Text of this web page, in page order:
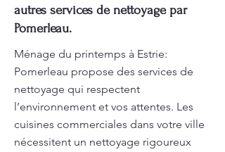
autres services de nettoyage par
Pomerleau.
Ménage du printemps à Estrie:
Pomerleau propose des services de
nettoyage qui respectent
l’environnement et vos attentes. Les
cuisines commerciales dans votre ville
nécessitent un nettoyage rigoureux